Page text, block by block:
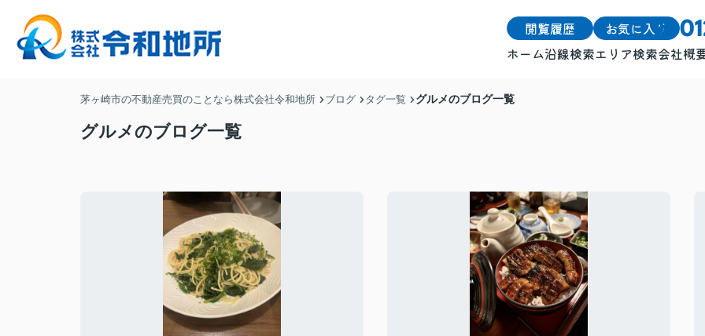
閲覧履歴 お気に入り
ホーム沿線検索エリア検索会社概
茅ヶ崎市の不動産売買のことなら株式会社令和地所 ブログ タグ一覧 グルメのブログ一覧
グルメのブログ一覧